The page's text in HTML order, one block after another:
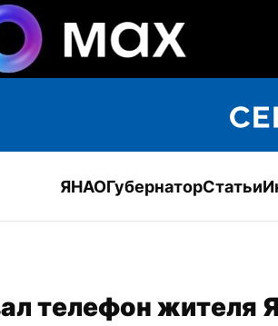
ЯНАОГубернаторСтатьи
телефон жителя